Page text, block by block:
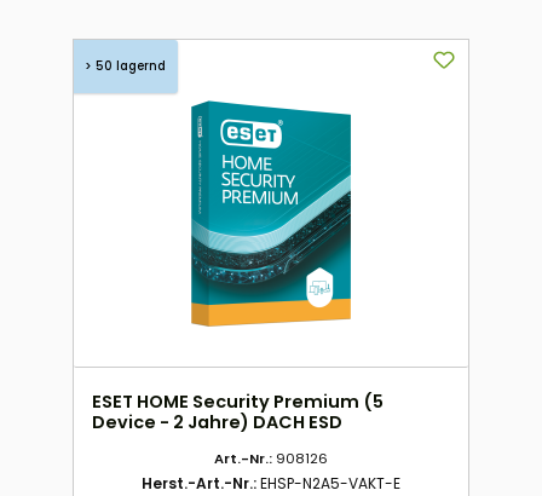
> 50 lagernd
ESET HOME Security Premium (5
Device - 2 Jahre) DACH ESD
Art.-Nr.: 908126
Herst.-Art.-Nr.:EHSP-N2A5-VAKT-E